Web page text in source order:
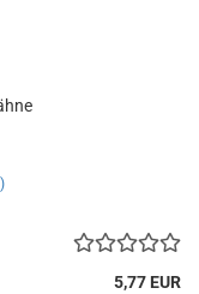
5,77 EUR